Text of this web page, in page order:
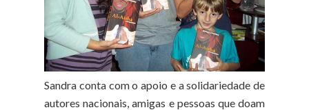
Sandra conta com o apoio e a solidariedade de
autores nacionais, amigas e pessoas que doam